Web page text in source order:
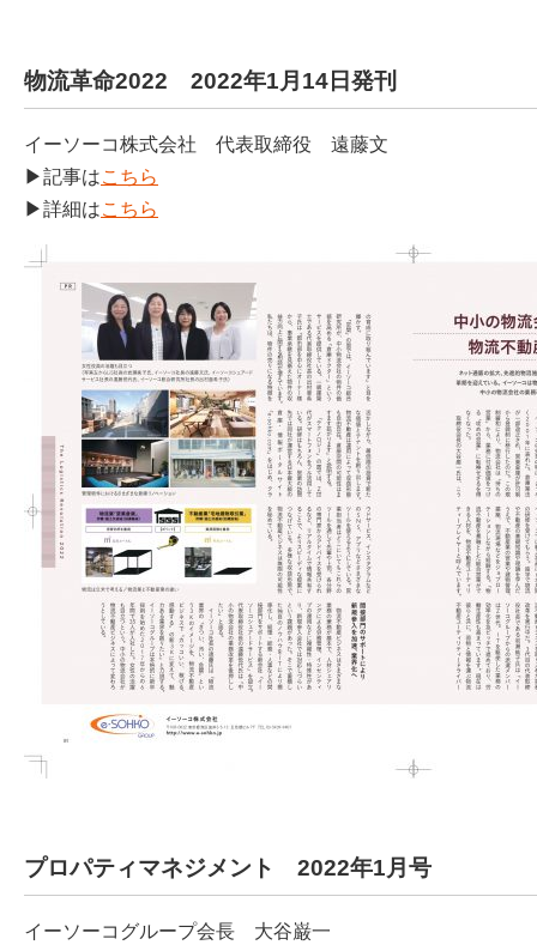
物流革命2022 2022年1月14日発刊
イーソーコ株式会社 代表取締役 遠藤文
▶記事はこちら
▶詳細はこちら
プロパティマネジメント 2022年1月号
イーソーコグループ会長 大谷巌一